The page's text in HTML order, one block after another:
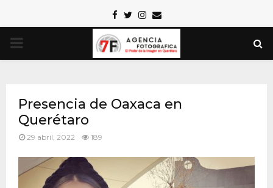
Facebook
TwitterInstagram
Email
PRIMARY
Presencia de Oaxaca en
Querétaro
29 abril, 2022 189